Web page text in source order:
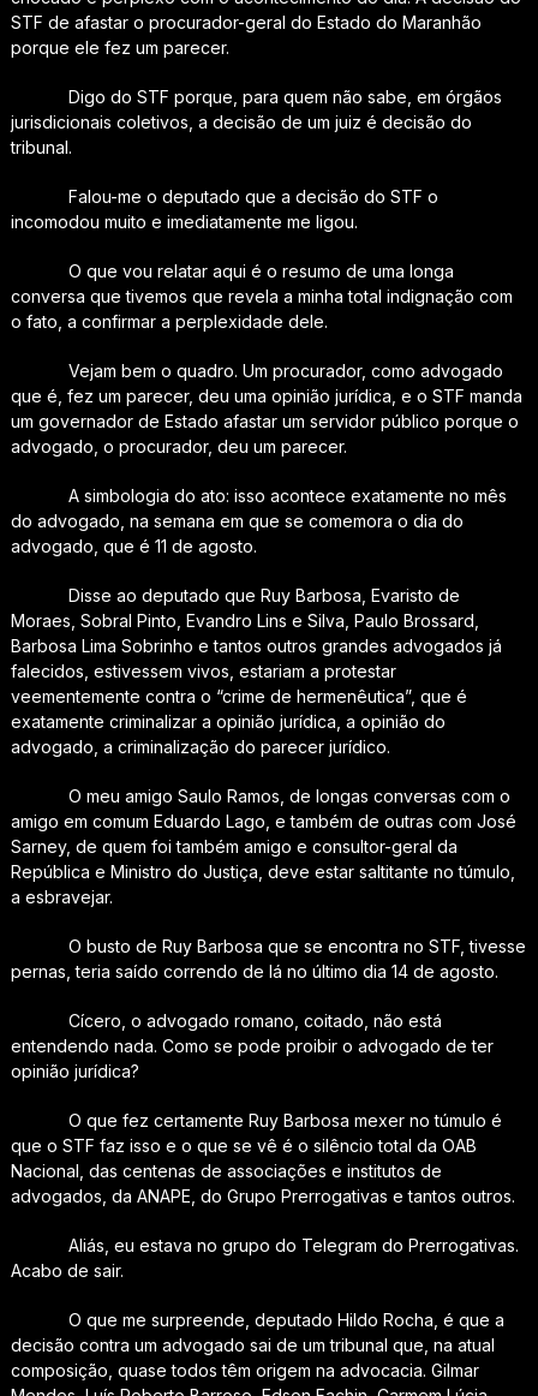
STF de afastar o procurador-geral do Estado do Maranhão
porque ele fez um parecer.
Digo do STF porque, para quem não sabe, em órgãos
jurisdicionais coletivos, a decisão de um juiz é decisão do
tribunal.
Falou-me o deputado que a decisão do STF o
incomodou muito e imediatamente me ligou.
O que vou relatar aqui é o resumo de uma longa
conversa que tivemos que revela a minha total indignação com
o fato, a confirmar a perplexidade dele.
Vejam bem o quadro. Um procurador, como advogado
que é, fez um parecer, deu uma opinião jurídica, e o STF manda
um governador de Estado afastar um servidor público porque o
advogado, o procurador, deu um parecer.
A simbologia do ato: isso acontece exatamente no mês
do advogado, na semana em que se comemora o dia do
advogado, que é 11 de agosto.
Disse ao deputado que Ruy Barbosa, Evaristo de
Moraes, Sobral Pinto, Evandro Lins e Silva, Paulo Brossard,
Barbosa Lima Sobrinho e tantos outros grandes advogados já
falecidos, estivessem vivos, estariam a protestar
veementemente contra o “crime de hermenêutica”, que é
exatamente criminalizar a opinião jurídica, a opinião do
advogado, a criminalização do parecer jurídico.
O meu amigo Saulo Ramos, de longas conversas com o
amigo em comum Eduardo Lago, e também de outras com José
Sarney, de quem foi também amigo e consultor-geral da
República e Ministro do Justiça, deve estar saltitante no túmulo,
a esbravejar.
O busto de Ruy Barbosa que se encontra no STF, tivesse
pernas, teria saído correndo de lá no último dia 14 de agosto.
Cícero, o advogado romano, coitado, não está
entendendo nada. Como se pode proibir o advogado de ter
opinião jurídica?
O que fez certamente Ruy Barbosa mexer no túmulo é
que o STF faz isso e o que se vê é o silêncio total da OAB
Nacional, das centenas de associações e institutos de
advogados, da ANAPE, do Grupo Prerrogativas e tantos outros.
Aliás, eu estava no grupo do Telegram do Prerrogativas.
Acabo de sair.
O que me surpreende, deputado Hildo Rocha, é que a
decisão contra um advogado sai de um tribunal que, na atual
composição, quase todos têm origem na advocacia. Gilmar